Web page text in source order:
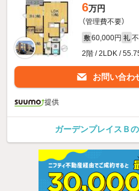
6万円
（管理費不要）
敷 60,000円 礼
2階 / 2LDK /
お問い合わ
提供
ガーデンプレイスＢ